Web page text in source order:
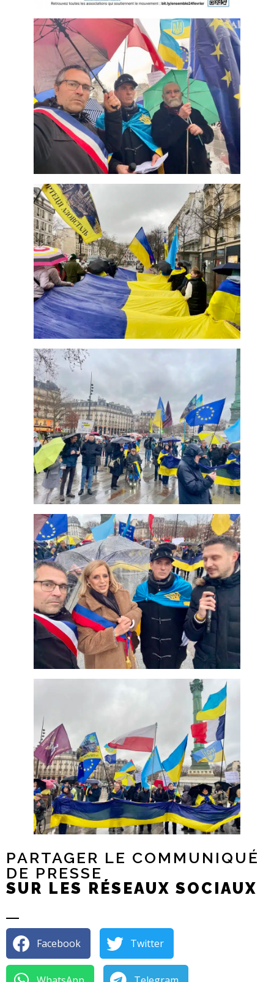
PARTAGER LE COMMUNIQUÉ
DE PRESSE
SUR LES RÉSEAUX SOCIAUX
Facebook Twitter